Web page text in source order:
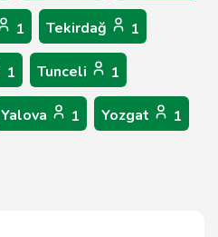
1 Tekirdağ 1
1 Tunceli 1
Yalova 1 Yozgat 1